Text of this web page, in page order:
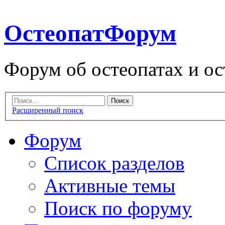
ОстеопатФорум
Форум об остеопатах и
Расширенный поиск
Форум
Список разделов
Активные темы
Поиск по форуму